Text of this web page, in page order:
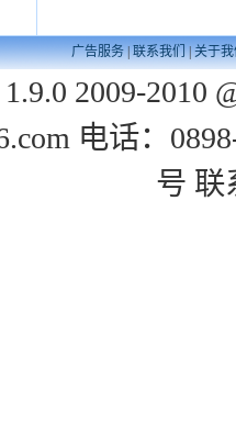
广告服务|联系我们|关于
2009-2010
电话：
号 联